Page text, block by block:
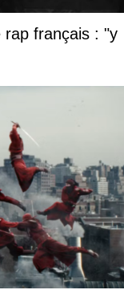
rap français : "y